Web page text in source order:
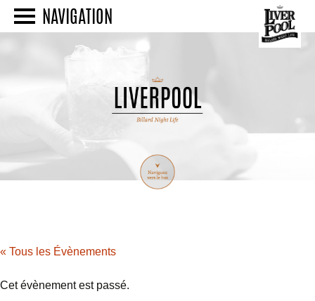
NAVIGATION
« Tous les Évènements
Cet évènement est passé.